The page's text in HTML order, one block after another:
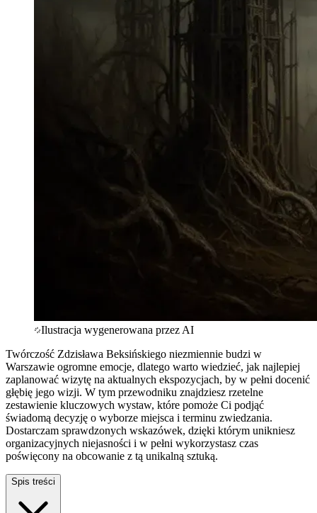
Ilustracja wygenerowana przez AI
Twórczość Zdzisława Beksińskiego niezmiennie budzi w
Warszawie ogromne emocje, dlatego warto wiedzieć, jak najlepiej
zaplanować wizytę na aktualnych ekspozycjach, by w pełni docenić
głębię jego wizji. W tym przewodniku znajdziesz rzetelne
zestawienie kluczowych wystaw, które pomoże Ci podjąć
świadomą decyzję o wyborze miejsca i terminu zwiedzania.
Dostarczam sprawdzonych wskazówek, dzięki którym unikniesz
organizacyjnych niejasności i w pełni wykorzystasz czas
poświęcony na obcowanie z tą unikalną sztuką.
Spis treści